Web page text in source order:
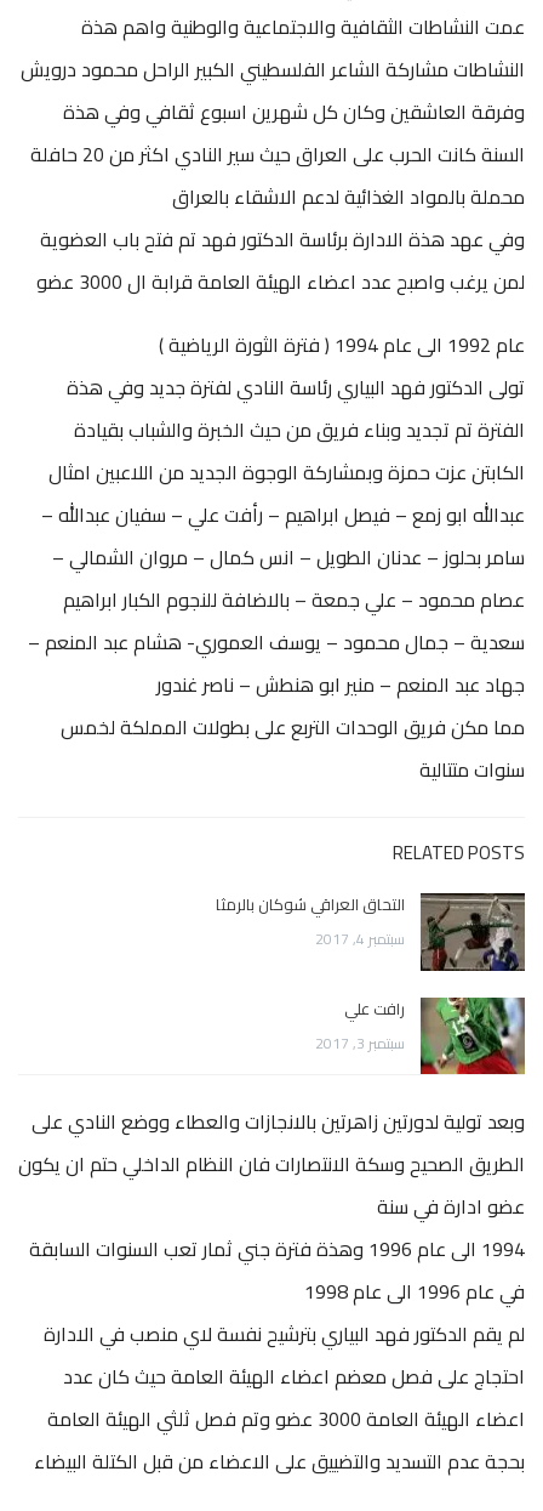
عمت النشاطات الثقافية والاجتماعية والوطنية واهم هذة
النشاطات مشاركة الشاعر الفلسطيني الكبير الراحل محمود درويش
وفرقة العاشقين وكان كل شهرين اسبوع ثقافي وفي هذة
السنة كانت الحرب على العراق حيث سير النادي اكثر من 20 حافلة
محملة بالمواد الغذائية لدعم الاشقاء بالعراق
وفي عهد هذة الادارة برئاسة الدكتور فهد تم فتح باب العضوية
لمن يرغب واصبح عدد اعضاء الهيئة العامة قرابة ال 3000 عضو
عام 1992 الى عام 1994 ( فترة الثورة الرياضية )
تولى الدكتور فهد البياري رئاسة النادي لفترة جديد وفي هذة
الفترة تم تجديد وبناء فريق من حيث الخبرة والشباب بقيادة
الكابتن عزت حمزة وبمشاركة الوجوة الجديد من اللاعبين امثال
عبدالله ابو زمع – فيصل ابراهيم – رأفت علي – سفيان عبدالله –
سامر بحلوز – عدنان الطويل – انس كمال – مروان الشمالي –
عصام محمود – علي جمعة – بالاضافة للنجوم الكبار ابراهيم
سعدية – جمال محمود – يوسف العموري- هشام عبد المنعم –
جهاد عبد المنعم – منير ابو هنطش – ناصر غندور
مما مكن فريق الوحدات التربع على بطولات المملكة لخمس
سنوات متتالية
RELATED POSTS
التحاق العراقي شوكان بالرمثا
سبتمبر 4, 2017
رافت علي
سبتمبر 3, 2017
وبعد تولية لدورتين زاهرتين بالانجازات والعطاء ووضع النادي على
الطريق الصحيح وسكة الانتصارات فان النظام الداخلي حتم ان يكون
عضو ادارة في سنة
1994 الى عام 1996 وهذة فترة جني ثمار تعب السنوات السابقة
في عام 1996 الى عام 1998
لم يقم الدكتور فهد البياري بترشيح نفسة لاي منصب في الادارة
احتجاج على فصل معضم اعضاء الهيئة العامة حيث كان عدد
اعضاء الهيئة العامة 3000 عضو وتم فصل ثلثي الهيئة العامة
بحجة عدم التسديد والتضييق على الاعضاء من قبل الكتلة البيضاء